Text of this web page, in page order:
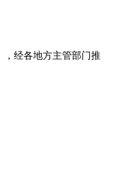
，经各地方主管部门推